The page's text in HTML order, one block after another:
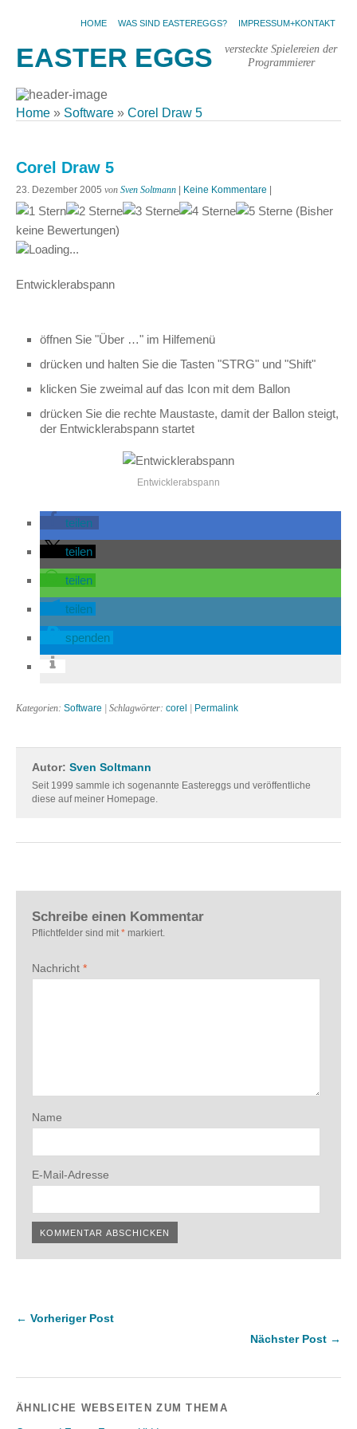
HOME WAS SIND EASTEREGGS? IMPRESSUM+KONTAKT
EASTER EGGS
versteckte Spielereien der
Programmierer
Home » Software » Corel Draw 5
Corel Draw 5
23. Dezember 2005 von Sven Soltmann Keine Kommentare
(Bisher
keine Bewertungen)
Loading...
Entwicklerabspann
öffnen Sie "Über …" im Hilfemenü
drücken und halten Sie die Tasten "STRG" und "Shift"
klicken Sie zweimal auf das Icon mit dem Ballon
drücken Sie die rechte Maustaste, damit der Ballon steigt,
der Entwicklerabspann startet
Entwicklerabspann
teilen
teilen
teilen
teilen
spenden
Kategorien: Software | Schlagwörter: corel Permalink
Autor: Sven Soltmann
Seit 1999 sammle ich sogenannte Eastereggs und veröffentliche
diese auf meiner Homepage.
Schreibe einen Kommentar
Pflichtfelder sind mit * markiert.
Nachricht *
Name
E-Mail-Adresse
← Vorheriger Post
Nächster Post →
ÄHNLICHE WEBSEITEN ZUM THEMA